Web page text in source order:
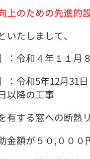
上のための先進的
いたしまして、
：令和４年１１月
：令和5年12月31
以降の工事
有する窓への断熱
金額が５０,０００